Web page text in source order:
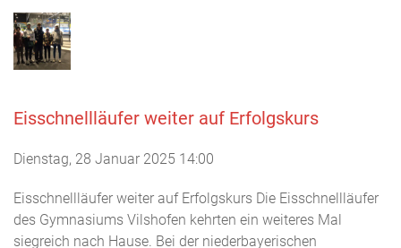
Eisschnellläufer weiter auf Erfolgskurs
Dienstag, 28 Januar 2025 14:00
Eisschnellläufer weiter auf Erfolgskurs Die Eisschnellläufer
des Gymnasiums Vilshofen kehrten ein weiteres Mal
siegreich nach Hause. Bei der niederbayerischen